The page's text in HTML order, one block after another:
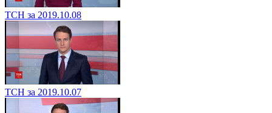
ТСН за 2019.10.08
ТСН за 2019.10.07